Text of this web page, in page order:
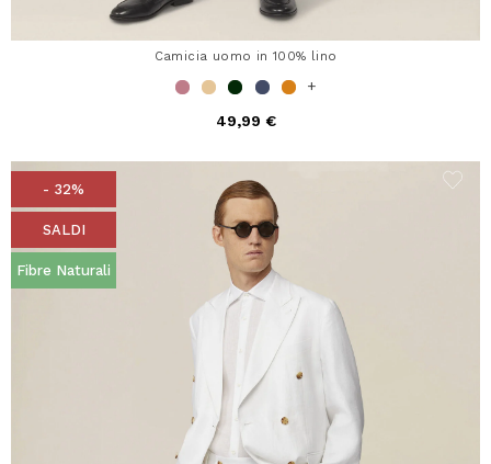
Camicia uomo in 100% lino
+
49,99 €
- 32%
SALDI
Fibre Naturali